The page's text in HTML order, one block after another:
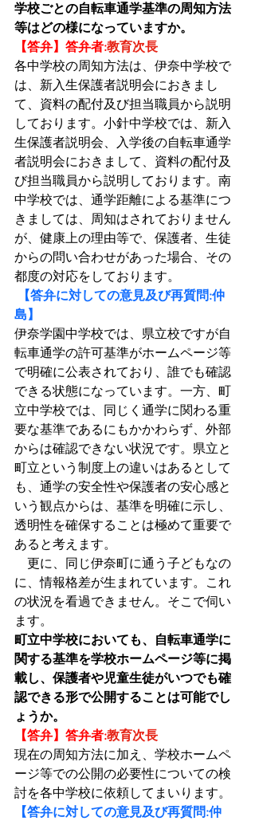
学校ごとの自転車通学基準の周知方法
等はどの様になっていますか。
【答弁】答弁者:教育次長
各中学校の周知方法は、伊奈中学校で
は、新入生保護者説明会におきまし
て、資料の配付及び担当職員から説明
しております。小針中学校では、新入
生保護者説明会、入学後の自転車通学
者説明会におきまして、資料の配付及
び担当職員から説明しております。南
中学校では、通学距離による基準につ
きましては、周知はされておりません
が、健康上の理由等で、保護者、生徒
からの問い合わせがあった場合、その
都度の対応をしております。
【答弁に対しての意見及び再質問:仲
島】
伊奈学園中学校では、県立校ですが自
転車通学の許可基準がホームページ等
で明確に公表されており、誰でも確認
できる状態になっています。一方、町
立中学校では、同じく通学に関わる重
要な基準であるにもかかわらず、外部
からは確認できない状況です。県立と
町立という制度上の違いはあるとして
も、通学の安全性や保護者の安心感と
いう観点からは、基準を明確に示し、
透明性を確保することは極めて重要で
あると考えます。
更に、同じ伊奈町に通う子どもなの
に、情報格差が生まれています。これ
の状況を看過できません。そこで伺い
ます。
町立中学校においても、自転車通学に
関する基準を学校ホームページ等に掲
載し、保護者や児童生徒がいつでも確
認できる形で公開することは可能でし
ょうか。
【答弁】答弁者:教育次長
現在の周知方法に加え、学校ホームペ
ージ等での公開の必要性についての検
討を各中学校に依頼してまいります。
【答弁に対しての意見及び再質問:仲